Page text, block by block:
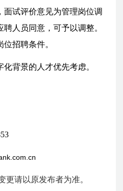
面试评价意见为管理岗位调
人员同意，可予以调整。
招聘条件。
背景的人才优先考虑。
更请以原发布者为准。